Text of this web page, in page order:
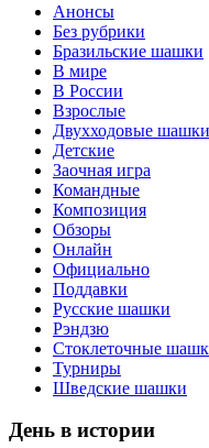
Анонсы
Без рубрики
Бразильские шашки
В мире
В России
Взрослые
Двухходовые шашки
Детские
Заочная игра
Командные
Композиция
Обзоры
Онлайн
Официально
Поддавки
Русские шашки
Рэндзю
Стоклеточные
Турниры
Шведские шашки
День в истории